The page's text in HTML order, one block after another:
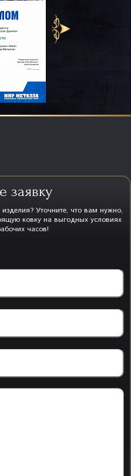
заявку
Уточните, что вам нужно,
ковку на выгодных условиях
часов!